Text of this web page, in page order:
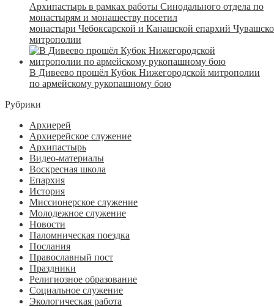
Архипастырь в рамках работы Синодального отдела по
монастырям и монашеству посетил
монастыри Чебоксарской и Канашской епархий
митрополии
В Дивеево прошёл Кубок Нижегородской митрополии
по армейскому рукопашному бою
Рубрики
Архиерей
Архиерейское служение
Архипастырь
Видео-материалы
Воскресная школа
Епархия
История
Миссионерское служение
Молодежное служение
Новости
Паломническая поездка
Послания
Православный пост
Праздники
Религиозное образование
Социальное служение
Экологическая работа